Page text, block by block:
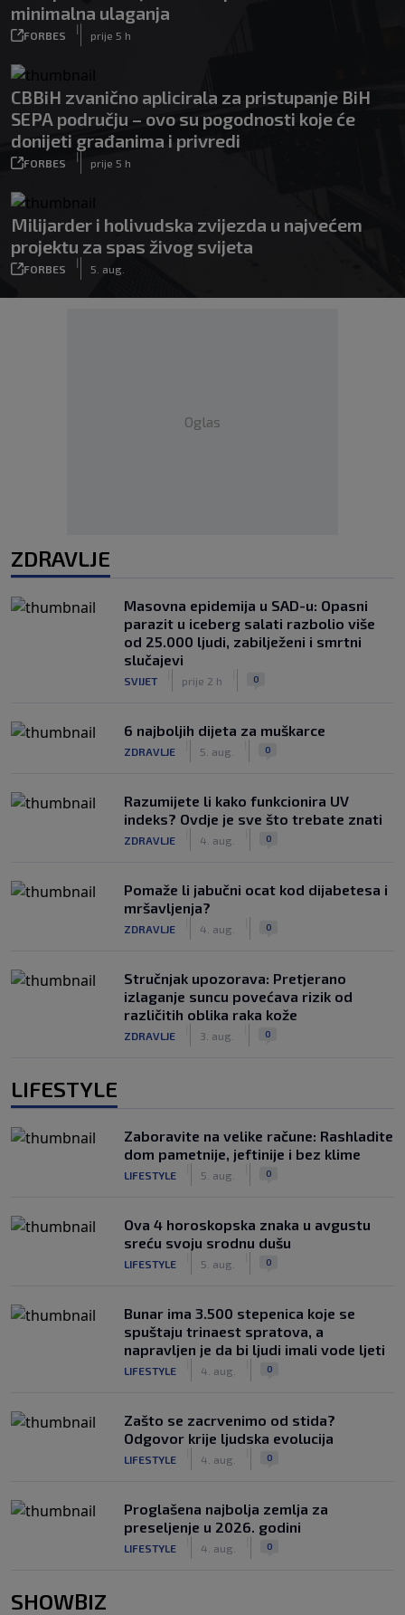
minimalna ulaganja
FORBES
|
prije 5 h
CBBiH zvanično aplicirala za pristupanje BiH
SEPA području – ovo su pogodnosti koje će
donijeti građanima i privredi
FORBES
|
prije 5 h
Milijarder i holivudska zvijezda u najvećem
projektu za spas živog svijeta
FORBES
|
5. aug.
Oglas
ZDRAVLJE
Masovna epidemija u SAD-u: Opasni
parazit u iceberg salati razbolio više
od 25.000 ljudi, zabilježeni i smrtni
slučajevi
SVIJET prije 2 h 0
6 najboljih dijeta za muškarce
ZDRAVLJE 5. aug. 0
Razumijete li kako funkcionira UV
indeks? Ovdje je sve što trebate znati
ZDRAVLJE 4. aug. 0
Pomaže li jabučni ocat kod dijabetesa i
mršavljenja?
ZDRAVLJE 4. aug. 0
Stručnjak upozorava: Pretjerano
izlaganje suncu povećava rizik od
različitih oblika raka kože
ZDRAVLJE 3. aug. 0
LIFESTYLE
Zaboravite na velike račune: Rashladite
dom pametnije, jeftinije i bez klime
LIFESTYLE 5. aug. 0
Ova 4 horoskopska znaka u avgustu
sreću svoju srodnu dušu
LIFESTYLE 5. aug. 0
Bunar imа 3.500 stepenica koje se
spuštaju trinaest spratova, a
napravljen je da bi ljudi imali vode ljeti
LIFESTYLE 4. aug. 0
Zašto se zacrvenimo od stida?
Odgovor krije ljudska evolucija
LIFESTYLE 4. aug. 0
Proglašena najbolja zemlja za
preseljenje u 2026. godini
LIFESTYLE 4. aug. 0
SHOWBIZ